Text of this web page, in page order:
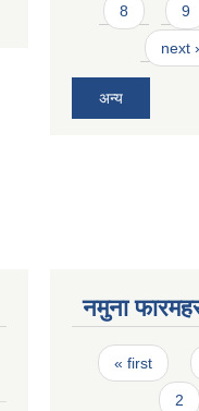
8 9
next ›
अन्य
नमुना
Pages
« first
2